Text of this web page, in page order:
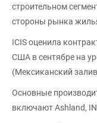
строительном
стороны рынка
ICIS оценила
США в сентябре на
(Мексиканский
Основные
включают Ashland,